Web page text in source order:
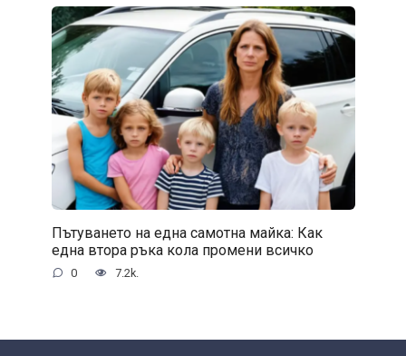
Пътуването на една самотна майка: Как
една втора ръка кола промени всичко
0 7.2k.